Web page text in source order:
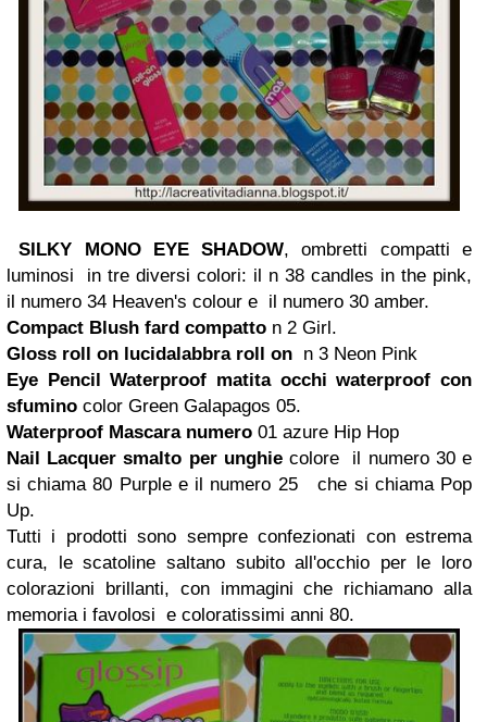
SILKY MONO EYE SHADOW, ombretti compatti e
luminosi in tre diversi colori: il n 38 candles in the pink,
il numero 34 Heaven's colour e il numero 30 amber.
Compact Blush fard compatto n 2 Girl.
Gloss roll on lucidalabbraroll on n 3 Neon Pink
Eye Pencil Waterproof matita occhi waterproof con
sfumino color Green Galapagos 05.
Waterproof Mascaranumero 01 azure Hip Hop
Nail Lacquer smalto per unghiecolore il numero 30 e
si chiama 80 Purple e il numero 25 che si chiama Pop
Up.
Tutti i prodotti sono sempre confezionati con estrema
cura, le scatoline saltano subito all'occhio per le loro
colorazioni brillanti, con immagini che richiamano alla
memoria i favolosi e coloratissimi anni 80.